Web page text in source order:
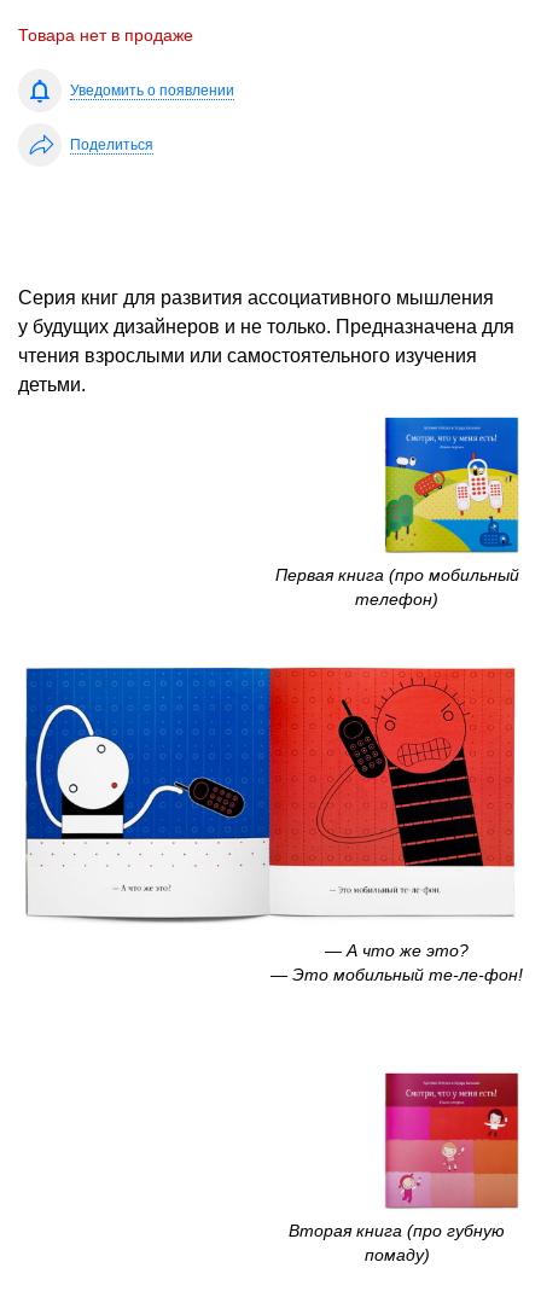
Товара нет в продаже
Уведомить о появлении
Поделиться
Серия книг для развития ассоциативного мышления
у будущих дизайнеров и не только. Предназначена для
чтения взрослыми или самостоятельного изучения
детьми.
Первая книга (про мобильный
телефон)
— А что же это?
— Это мобильный те-ле-фон!
Вторая книга (про губную
помаду)